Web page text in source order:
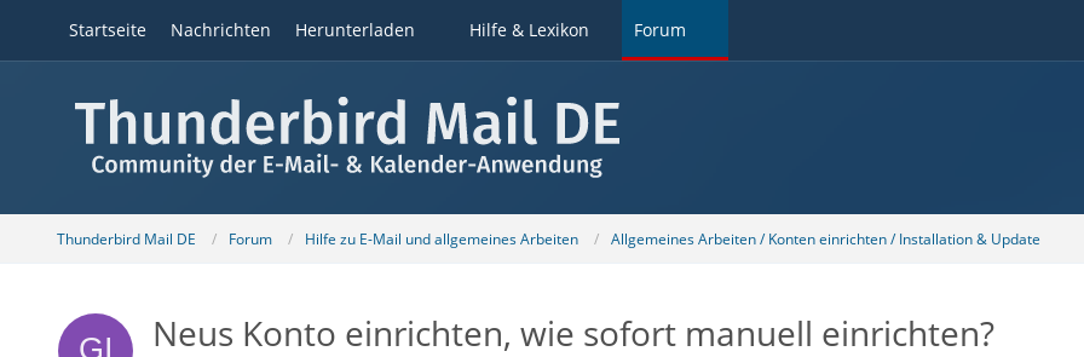
Startseite Nachrichten Herunterladen Hilfe & Lexikon Forum
Thunderbird Mail DE Forum Hilfe zu E-Mail und allgemeines Arbeiten Allgemeines Arbeiten / Konten einrichten / Installation & Update
Neus Konto einrichten, wie sofort manuell einrichten?